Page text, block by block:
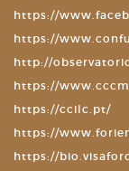
https://
https://
http://
https://
https://ccilc.pt/
https://
https://